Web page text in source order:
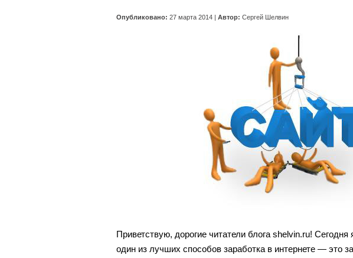
Опубликовано: 27 марта 2014 | Автор: Сергей Шелвин
Приветствую, дорогие читатели блога shelvin.ru!
один из лучших способов заработка в интернете — это